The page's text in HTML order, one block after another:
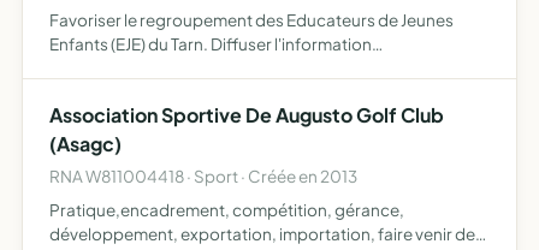
Favoriser le regroupement des Educateurs de Jeunes
Enfants (EJE) du Tarn. Diffuser l'information
respectifs et …
Association Sportive De Augusto Golf Club
(Asagc)
RNA W811004418 · Sport · Créée en 2013
Pratique,encadrement, compétition, gérance,
développement, exportation, importation, faire venir des